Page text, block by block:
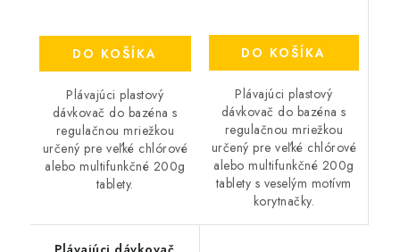
DO KOŠÍKA
Plávajúci plastový
dávkovač do bazéna s
regulačnou mriežkou
určený pre veľké chlórové
alebo multifunkčné 200g
tablety.
DO KOŠÍKA
Plávajúci plastový
dávkovač do bazéna s
regulačnou mriežkou
určený pre veľké chlórové
alebo multifunkčné 200g
tablety s veselým motívm
korytnačky.